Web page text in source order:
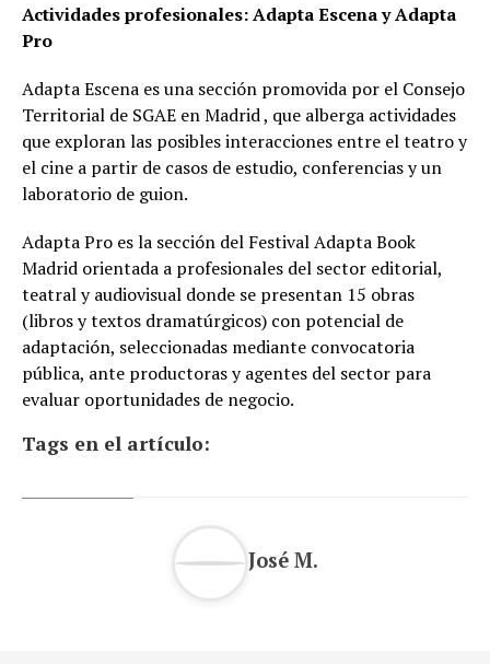
Actividades profesionales: Adapta Escena y Adapta
Pro
Adapta Escena es una sección promovida por el Consejo
Territorial de SGAE en Madrid , que alberga actividades
que exploran las posibles interacciones entre el teatro y
el cine a partir de casos de estudio, conferencias y un
laboratorio de guion.
Adapta Pro es la sección del Festival Adapta Book
Madrid orientada a profesionales del sector editorial,
teatral y audiovisual donde se presentan 15 obras
(libros y textos dramatúrgicos) con potencial de
adaptación, seleccionadas mediante convocatoria
pública, ante productoras y agentes del sector para
evaluar oportunidades de negocio.
Tags en el artículo:
José M.